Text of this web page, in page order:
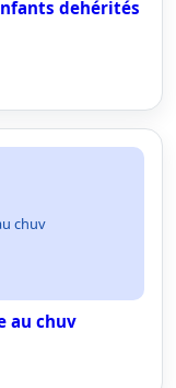
dehérités
chuv
au chuv